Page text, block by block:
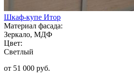
Шкаф-купе Итор
Материал фасада:
Зеркало, МДФ
Цвет:
Светлый
от 51 000 руб.